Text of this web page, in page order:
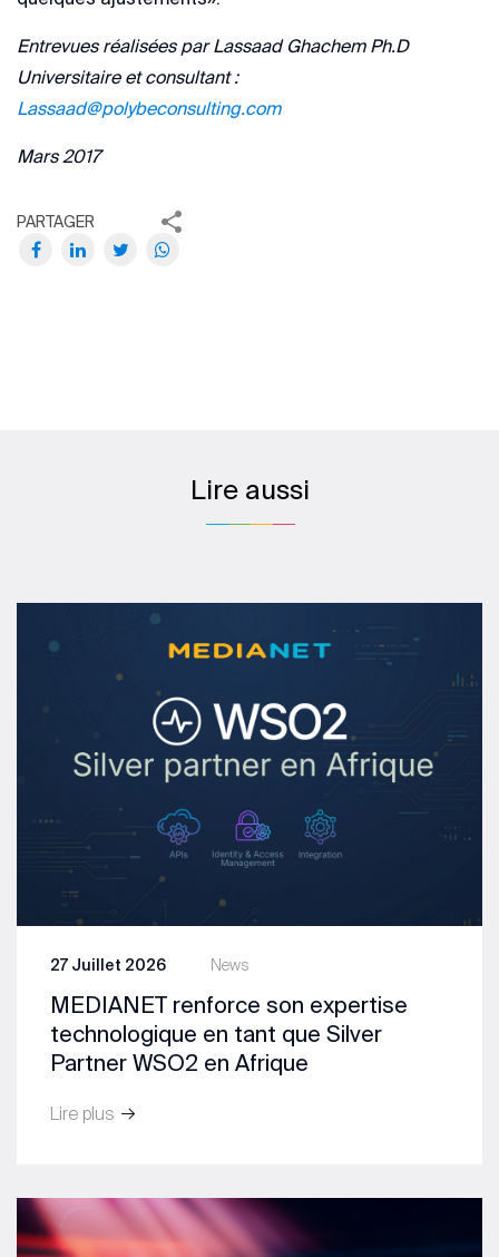
Entrevues réalisées par Lassaad Ghachem Ph.D
Universitaire et consultant :
Lassaad@polybeconsulting.com
Mars 2017
PARTAGER
Lire aussi
News
27 Juillet 2026
MEDIANET renforce son expertise
technologique en tant que Silver
Partner WSO2 en Afrique
Lire plus